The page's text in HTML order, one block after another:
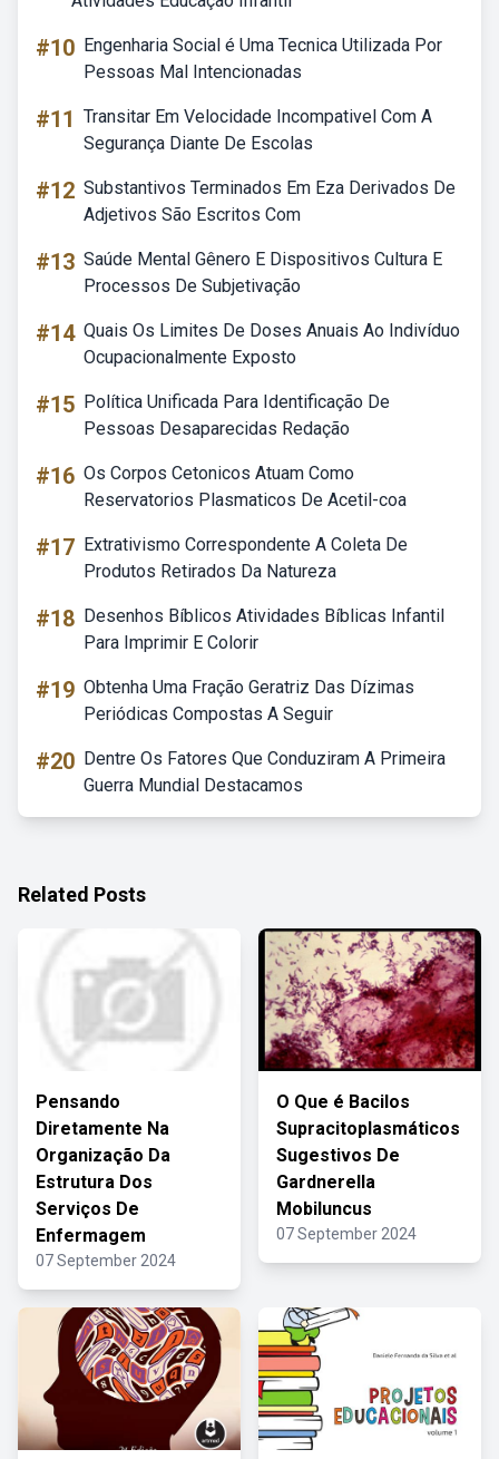
#10 Engenharia Social é Uma Tecnica Utilizada Por
Pessoas Mal Intencionadas
#11 Transitar Em Velocidade Incompativel Com A
Segurança Diante De Escolas
#12 Substantivos Terminados Em Eza Derivados De
Adjetivos São Escritos Com
#13 Saúde Mental Gênero E Dispositivos Cultura E
Processos De Subjetivação
#14 Quais Os Limites De Doses Anuais Ao Indivíduo
Ocupacionalmente Exposto
#15 Política Unificada Para Identificação De
Pessoas Desaparecidas Redação
#16 Os Corpos Cetonicos Atuam Como
Reservatorios Plasmaticos De Acetil-coa
#17 Extrativismo Correspondente A Coleta De
Produtos Retirados Da Natureza
#18 Desenhos Bíblicos Atividades Bíblicas Infantil
Para Imprimir E Colorir
#19 Obtenha Uma Fração Geratriz Das Dízimas
Periódicas Compostas A Seguir
#20 Dentre Os Fatores Que Conduziram A Primeira
Guerra Mundial Destacamos
Related Posts
Pensando
Diretamente Na
Organização Da
Estrutura Dos
Serviços De
Enfermagem
07 September 2024
O Que é Bacilos
Supracitoplasmáticos
Sugestivos De
Gardnerella
Mobiluncus
07 September 2024